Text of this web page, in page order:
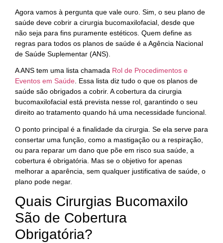
Agora vamos à pergunta que vale ouro. Sim, o seu plano de
saúde deve cobrir a cirurgia bucomaxilofacial, desde que
não seja para fins puramente estéticos. Quem define as
regras para todos os planos de saúde é a Agência Nacional
de Saúde Suplementar (ANS).
A ANS tem uma lista chamada Rol de Procedimentos e
Eventos em Saúde . Essa lista diz tudo o que os planos de
saúde são obrigados a cobrir. A cobertura da cirurgia
bucomaxilofacial está prevista nesse rol, garantindo o seu
direito ao tratamento quando há uma necessidade funcional.
O ponto principal é a finalidade da cirurgia. Se ela serve para
consertar uma função, como a mastigação ou a respiração,
ou para reparar um dano que põe em risco sua saúde, a
cobertura é obrigatória. Mas se o objetivo for apenas
melhorar a aparência, sem qualquer justificativa de saúde, o
plano pode negar.
Quais Cirurgias Bucomaxilo
São de Cobertura
Obrigatória?